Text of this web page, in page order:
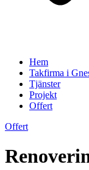
Hem
Takfirma i
Tjänster
Projekt
Offert
Offert